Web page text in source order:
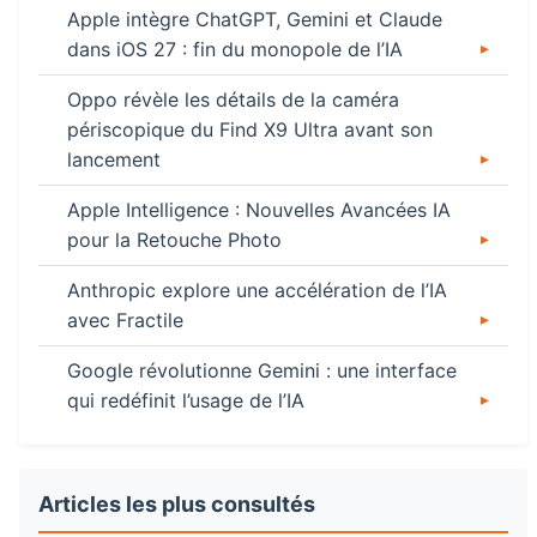
Apple intègre ChatGPT, Gemini et Claude
dans iOS 27 : fin du monopole de l’IA
Oppo révèle les détails de la caméra
périscopique du Find X9 Ultra avant son
lancement
Apple Intelligence : Nouvelles Avancées IA
pour la Retouche Photo
Anthropic explore une accélération de l’IA
avec Fractile
Google révolutionne Gemini : une interface
qui redéfinit l’usage de l’IA
Articles les plus consultés